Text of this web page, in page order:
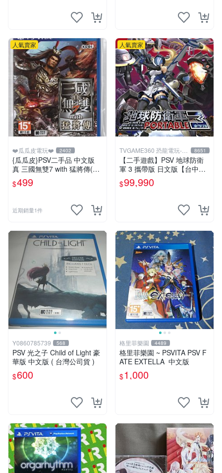
人氣賣家
❤️瓜瓜皮電玩❤️ 2402
{瓜瓜皮}PSV二手品 中文版
真 三國無雙7 with 猛將傳(遊
戲都能回收)
$499
近期銷量1件
人氣賣家
TVGAME360 恐龍電玩-台
中店
8651
【二手遊戲】PSV 地球防衛
軍 3 攜帶版 日文版【台中恐
龍電玩】
$99,990
Y0860785739 568
PSV 光之子 Child of Light 豪
華版 中文版 ( 台灣公司貨 )
$600
格里菲樂園 4489
格里菲樂園 ~ PSVITA PSV F
ATE EXTELLA 中文版
$1,000